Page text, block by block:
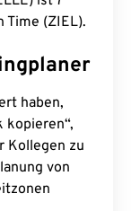
Time (ZIEL).
haben,
kopieren“,
Kollegen zu
von